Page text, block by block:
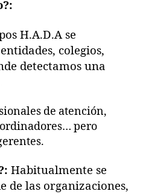
H.A.D.A se
colegios,
detectamos una
de atención,
pero
Habitualmente se
de las organizaciones,